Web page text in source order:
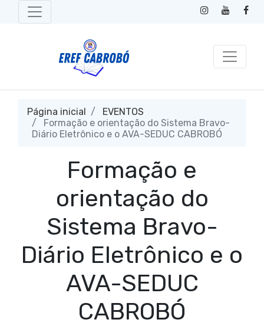
Página inicial
EVENTOS
Formação e orientação do Sistema Bravo-
Diário Eletrônico e o AVA-SEDUC CABROBÓ
Formação e
orientação do
Sistema Bravo-
Diário Eletrônico e o
AVA-SEDUC
CABROBÓ